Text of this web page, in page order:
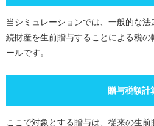
当シミュレーションでは、一般的な
続財産を生前贈与することによる税
ールです。
贈与税額計
ここで対象とする贈与は、従来の生